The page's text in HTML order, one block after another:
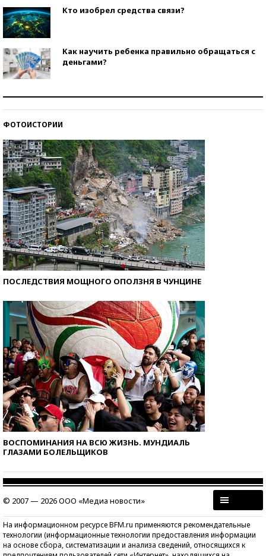
Кто изобрел средства связи?
Как научить ребенка правильно обращаться с
деньгами?
ФОТОИСТОРИИ
ПОСЛЕДСТВИЯ МОЩНОГО ОПОЛЗНЯ В ЧУНЦИНЕ
ВОСПОМИНАНИЯ НА ВСЮ ЖИЗНЬ. МУНДИАЛЬ
ГЛАЗАМИ БОЛЕЛЬЩИКОВ
© 2007 — 2026 ООО «Медиа новости»
На информационном ресурсе BFM.ru применяются рекомендательные
технологии (информационные технологии предоставления информации
на основе сбора, систематизации и анализа сведений, относящихся к